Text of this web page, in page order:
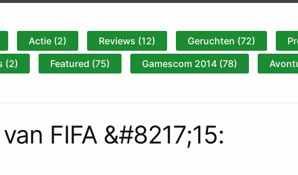
Actie (2) Reviews (12) Geruchten (72)
(2) Featured (75) Gamescom 2014 (78)
FIFA &#8217;15: